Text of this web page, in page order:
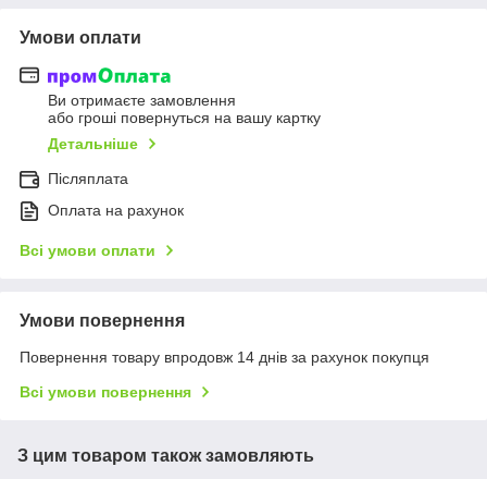
Умови оплати
Ви отримаєте замовлення
або гроші повернуться на вашу картку
Детальніше
Післяплата
Оплата на рахунок
Всі умови оплати
Умови повернення
Повернення товару впродовж 14 днів за рахунок покупця
Всі умови повернення
З цим товаром також замовляють